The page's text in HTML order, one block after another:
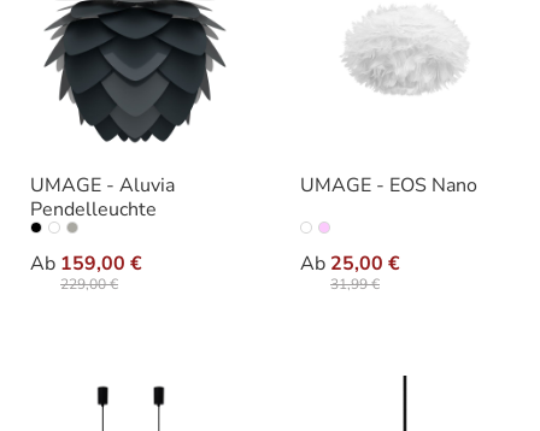
UMAGE - Aluvia
Pendelleuchte
Ab 159,00 €
229,00 €
Ausführung
UMAGE - EOS Nano
Ab 25,00 €
31,99 €
Varianten